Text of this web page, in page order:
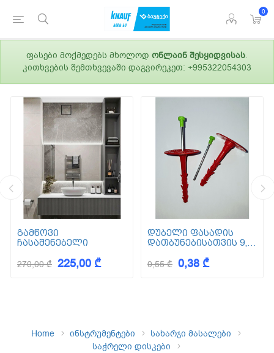
0
ფასები მოქმედებს მხოლოდ ონლაინ შესყიდვისას.
კითხვების შემთხვევაში დაგვირეკეთ: +995322054303
გამწოვი
ჩასაშენებელი
270,00 ₾ 225,00 ₾
დუბელი ფასადის
დათბუნებისათვის 9,5
0,55 ₾ 0,38 ₾
Home ინსტრუმენტები
სახარჯი მასალები
საჭრელი დისკები